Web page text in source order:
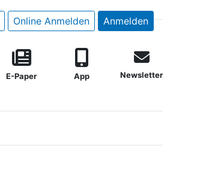
Online Anmelden Anmelden
E-Paper App Newsletter